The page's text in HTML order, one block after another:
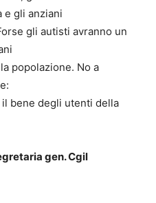
e gli anziani
gli autisti avranno un
popolazione. No a
bene degli utenti della
gen. Cgil